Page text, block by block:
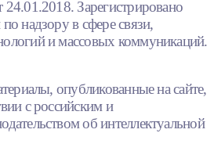
Зарегистрировано
надзору в сфере связи,
и массовых коммуникаций.
опубликованные на сайте,
с российским и
об интеллектуальной